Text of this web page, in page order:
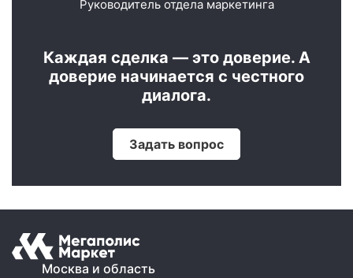
Руководитель отдела маркетинга
Каждая сделка — это доверие. А
доверие начинается с честного
диалога.
Задать вопрос
Москва и область